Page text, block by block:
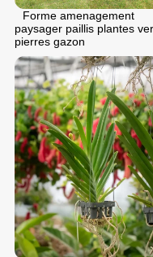
Forme amenagement
paysager paillis plantes
pierres gazon